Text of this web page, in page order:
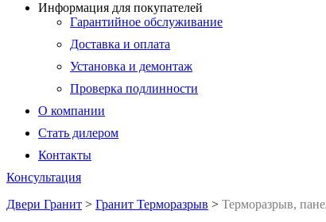
Информация для покупателей
Гарантийное обслуживание
Доставка и оплата
Установка и демонтаж
Проверка подлинности
О компании
Стать дилером
Контакты
Консультация
Двери Гранит > Гранит Терморазрыв > Терморазрыв,